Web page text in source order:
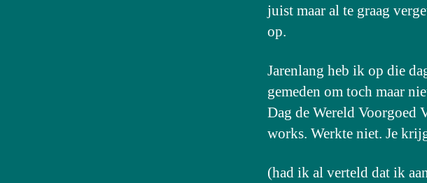
juist maar al te graag
op.
Jarenlang heb ik op die
gemeden om toch maar
Dag de Wereld Voorgoed
works. Werkte niet. Je
(had ik al verteld dat ik